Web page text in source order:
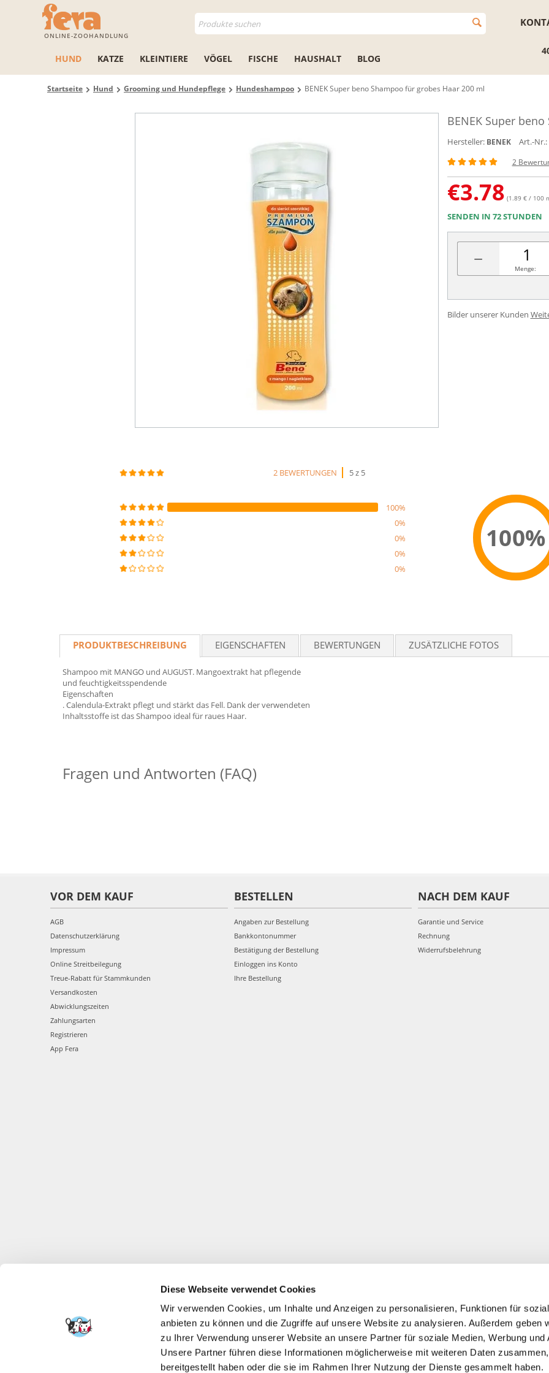
Diese Webseite verwendet Cookies
Wir verwenden Cookies, um Inhalte und Anzeigen zu personalisieren, Funktionen für
anbieten zu können und die Zugriffe auf unsere Website zu analysieren. Außerdem geben
zu Ihrer Verwendung unserer Website an unsere Partner für soziale Medien, Werbung und
Unsere Partner führen diese Informationen möglicherweise mit weiteren Daten
bereitgestellt haben oder die sie im Rahmen Ihrer Nutzung der Dienste gesammelt haben.
ONLINE-ZOOHANDLUNG
HUND KATZE KLEINTIERE VÖGEL FISCHE HAUSHALT BLOG
Startseite Hund Grooming und Hundepflege Hundeshampoo BENEK Super beno Shampoo für grobes Haar 200 ml
BENEK Super
Hersteller: BENEK Art.-Nr.:
2
€3.78 (1.89 € / 100
SENDEN IN 72 STUNDEN
− Menge:
Bilder unserer Kunden
2 BEWERTUNGEN 5 z 5
100%
0%
0%
0%
0%
100%
PRODUKTBESCHREIBUNG EIGENSCHAFTEN BEWERTUNGEN ZUSÄTZLICHE FOTOS
Shampoo mit MANGO und AUGUST. Mangoextrakt hat pflegende
und feuchtigkeitsspendende
Eigenschaften
. Calendula-Extrakt pflegt und stärkt das Fell. Dank der verwendeten
Inhaltsstoffe ist das Shampoo ideal für raues Haar.
Fragen und Antworten (FAQ)
VOR DEM KAUF
AGB
Datenschutzerklärung
Impressum
Online Streitbeilegung
Treue-Rabatt für Stammkunden
Versandkosten
Abwicklungszeiten
Zahlungsarten
Registrieren
App Fera
BESTELLEN
Angaben zur Bestellung
Bankkontonummer
Bestätigung der Bestellung
Einloggen ins Konto
Ihre Bestellung
NACH DEM KAUF
Garantie und Service
Rechnung
Widerrufsbelehrung
*